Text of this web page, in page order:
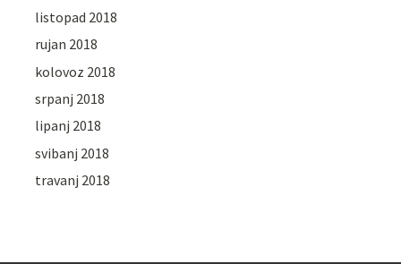
listopad 2018
rujan 2018
kolovoz 2018
srpanj 2018
lipanj 2018
svibanj 2018
travanj 2018